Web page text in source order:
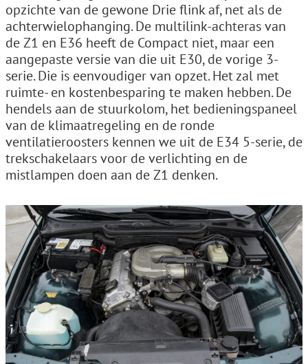
opzichte van de gewone Drie flink af, net als de
achterwielophanging. De multilink-achteras van
de Z1 en E36 heeft de Compact niet, maar een
aangepaste versie van die uit E30, de vorige 3-
serie. Die is eenvoudiger van opzet. Het zal met
ruimte- en kostenbesparing te maken hebben. De
hendels aan de stuurkolom, het bedieningspaneel
van de klimaatregeling en de ronde
ventilatieroosters kennen we uit de E34 5-serie, de
trekschakelaars voor de verlichting en de
mistlampen doen aan de Z1 denken.